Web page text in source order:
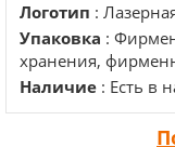
Логотип :
Упаковка :
хранения,
Наличие : Есть в